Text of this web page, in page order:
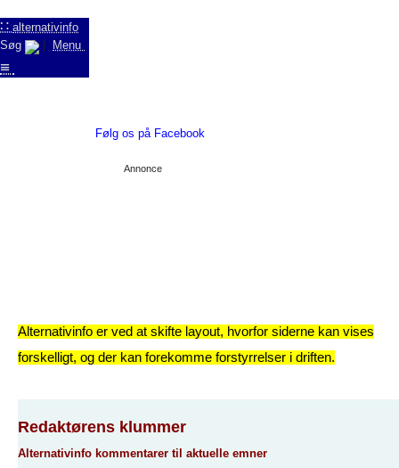
∷ alternativinfo
Søg
Menu
≡
Følg os på Facebook
Annonce
Alternativinfo er ved at skifte layout, hvorfor siderne kan vises
forskelligt, og der kan forekomme forstyrrelser i driften.
Redaktørens klummer
Alternativinfo kommentarer til aktuelle emner